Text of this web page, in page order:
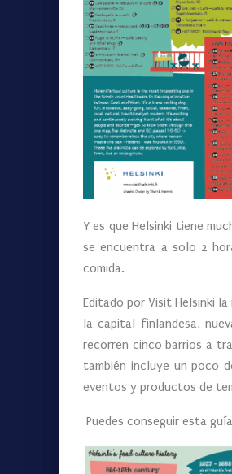
Y es que Helsinki tiene
se encuentra a solo 2
comida.
Editado por Visit Helsinki la
la capital finlandesa,
recorren cinco barrios a
también incluye un poco
eventos y productos de
Puedes conseguir esta